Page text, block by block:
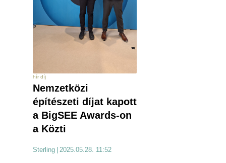
hír díj
Nemzetközi
építészeti díjat kapott
a BigSEE Awards-on
a Közti
Sterling 2025.05.28. 11:52